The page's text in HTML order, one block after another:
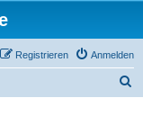
Anmelden
Registrieren